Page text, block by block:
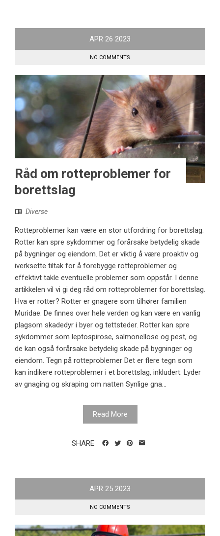
APR 26 2023
NO COMMENTS
Råd om rotteproblemer for
borettslag
Diverse
Rotteproblemer kan være en stor utfordring for borettslag.
Rotter kan spre sykdommer og forårsake betydelig skade
på bygninger og eiendom. Det er viktig å være proaktiv og
iverksette tiltak for å forebygge rotteproblemer og
effektivt takle eventuelle problemer som oppstår. I denne
artikkelen vil vi gi deg råd om rotteproblemer for borettslag.
Hva er rotter? Rotter er gnagere som tilhører familien
Muridae. De finnes over hele verden og kan være en vanlig
plagsom skadedyr i byer og tettsteder. Rotter kan spre
sykdommer som leptospirose, salmonellose og pest, og
de kan også forårsake betydelig skade på bygninger og
eiendom. Tegn på rotteproblemer Det er flere tegn som
kan indikere rotteproblemer i et borettslag, inkludert: Lyder
av gnaging og skraping om natten Synlige gna...
Read More
SHARE
APR 25 2023
NO COMMENTS